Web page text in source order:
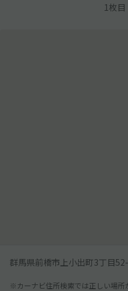
1 枚目
群馬県前橋市上小出町3丁目
※カーナビ住所検索では正しい場